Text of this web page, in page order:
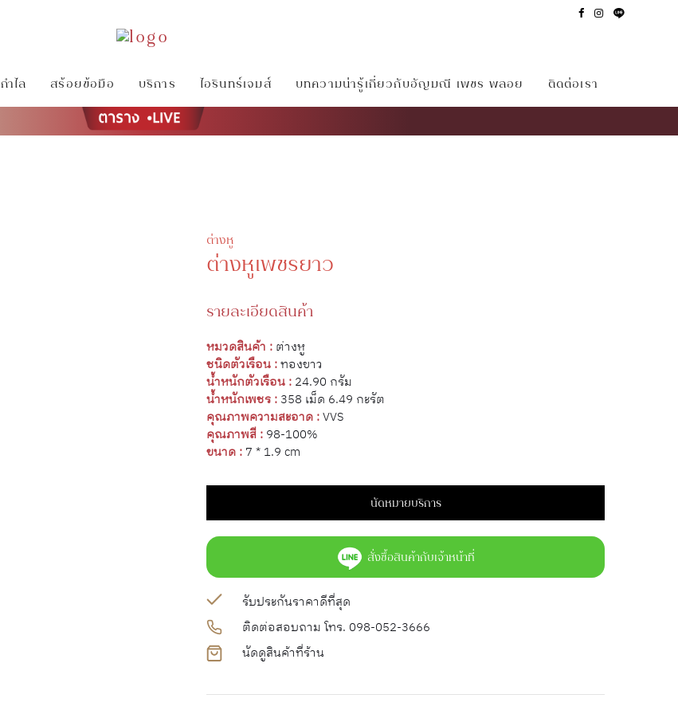
กำไล สร้อยข้อมือ บริการ ไอรินทร์เจมส์ บทความน่ารู้เกี่ยวกับอัญมณี เพชร พลอย ติดต่อเรา
ต่างหู
ต่างหูเพชรยาว
รายละเอียดสินค้า
หมวดสินค้า : ต่างหู
ชนิดตัวเรือน :ทองขาว
น้ำหนักตัวเรือน : 24.90 กรัม
น้ำหนักเพชร : 358 เม็ด 6.49 กะรัต
คุณภาพความสะอาด :VVS
คุณภาพสี : 98-100%
ขนาด : 7 * 1.9 cm
นัดหมายบริการ
สั่งซื้อสินค้ากับเจ้าหน้าที่
รับประกันราคาดีที่สุด
ติดต่อสอบถาม โทร. 098-052-3666
นัดดูสินค้าที่ร้าน